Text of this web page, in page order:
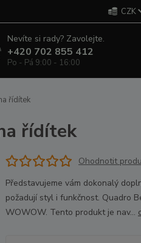
CZK
Nevíte si rady? Zavolejte.
+420 702 855 412
Po - Pá 9:00 - 16:00
řídítek
řídítek
Ohodnotit
Představujeme vám dokonalý
požadují styl i funkčnost. Quadro
WOWOW. Tento produkt je nav...